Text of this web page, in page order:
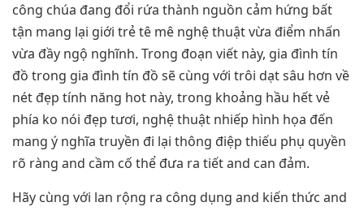
công chúa đang đổi rứa thành nguồn cảm hứng bất
tận mang lại giới trẻ tê mê nghệ thuật vừa điểm nhấn
vừa đầy ngộ nghĩnh. Trong đoạn viết này, gia đình tín
đồ trong gia đình tín đồ sẽ cùng với trôi dạt sâu hơn về
nét đẹp tính năng hot này, trong khoảng hầu hết vẻ
phía ko nói đẹp tươi, nghệ thuật nhiếp hình họa đến
mang ý nghĩa truyền đi lại thông điệp thiếu phụ quyền
rõ ràng and cầm cố thể đưa ra tiết and can đảm.
Hãy cùng với lan rộng ra công dụng and kiến thức and